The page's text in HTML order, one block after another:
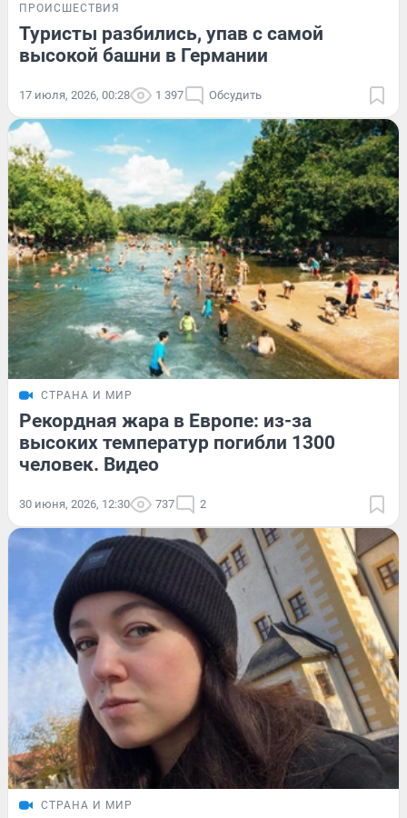
ПРОИСШЕСТВИЯ
Туристы разбились, упав с самой
высокой башни в Германии
17 июля, 2026, 00:28 1 397 Обсудить
СТРАНА И МИР
Рекордная жара в Европе: из-за
высоких температур погибли 1300
человек. Видео
30 июня, 2026, 12:30 737 2
СТРАНА И МИР